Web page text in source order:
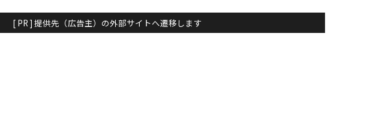
[ PR ] 提供先（広告主）の外部サイトへ遷移します